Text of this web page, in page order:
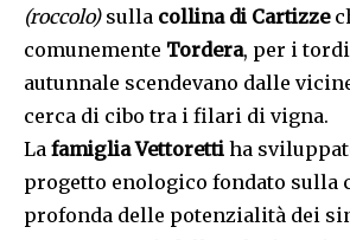
(roccolo)sulla collina di Cartizze
comunemente Tordera, per i
autunnale scendevano dalle
cerca di cibo tra i filari di vigna.
La famiglia Vettoretti ha
progetto enologico fondato sulla
profonda delle potenzialità dei